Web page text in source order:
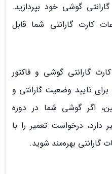
گوشی خود بپردازید.
کارت گارانتی شما قابل
گارانتی گوشی و فاکتور
تایید وضعیت گارانتی و
اگر گوشی شما در دوره
دارد، درخواست تعمیر را با
گارانتی بهره‌مند شوید.